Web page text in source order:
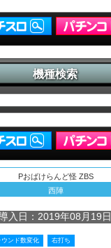
機種検索
Pおばけらんど怪 ZBS
西陣
入日：2019年08月19日
ウンド数変化 右打ち